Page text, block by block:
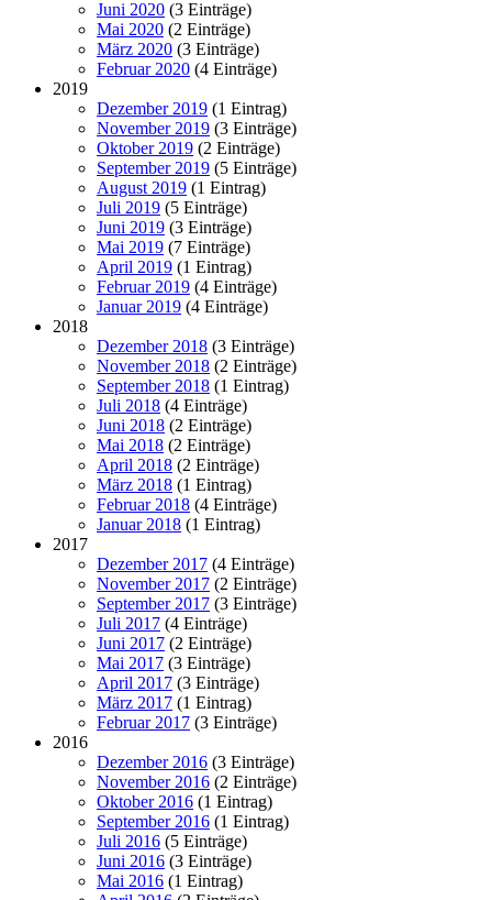
Juni 2020 (3 Einträge)
Mai 2020 (2 Einträge)
März 2020 (3 Einträge)
Februar 2020 (4 Einträge)
2019
Dezember 2019 (1 Eintrag)
November 2019 (3 Einträge)
Oktober 2019 (2 Einträge)
September 2019 (5 Einträge)
August 2019 (1 Eintrag)
Juli 2019 (5 Einträge)
Juni 2019 (3 Einträge)
Mai 2019 (7 Einträge)
April 2019 (1 Eintrag)
Februar 2019 (4 Einträge)
Januar 2019 (4 Einträge)
2018
Dezember 2018 (3 Einträge)
November 2018 (2 Einträge)
September 2018 (1 Eintrag)
Juli 2018 (4 Einträge)
Juni 2018 (2 Einträge)
Mai 2018 (2 Einträge)
April 2018 (2 Einträge)
März 2018 (1 Eintrag)
Februar 2018 (4 Einträge)
Januar 2018 (1 Eintrag)
2017
Dezember 2017 (4 Einträge)
November 2017 (2 Einträge)
September 2017 (3 Einträge)
Juli 2017 (4 Einträge)
Juni 2017 (2 Einträge)
Mai 2017 (3 Einträge)
April 2017 (3 Einträge)
März 2017 (1 Eintrag)
Februar 2017 (3 Einträge)
2016
Dezember 2016 (3 Einträge)
November 2016 (2 Einträge)
Oktober 2016 (1 Eintrag)
September 2016 (1 Eintrag)
Juli 2016 (5 Einträge)
Juni 2016 (3 Einträge)
Mai 2016 (1 Eintrag)